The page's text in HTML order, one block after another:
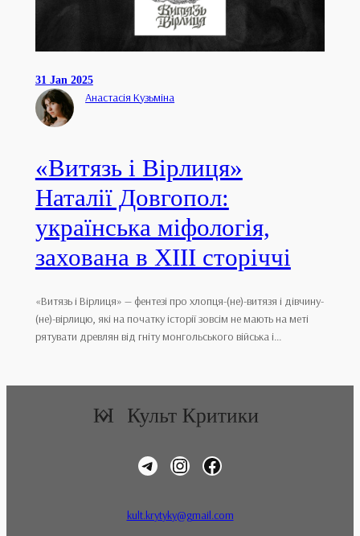
31 Jan 2025
Анастасія Кузьміна
«Витязь і Вірлиця»
Наталії Довгопол:
українська міфологія,
захована в XIII сторіччі
«Витязь і Вірлиця» — фентезі про хлопця-(не)-витязя і дівчину-
(не)-вірлицю, які на початку історії зовсім не мають на меті
рятувати древлян від гніту монгольського війська і…
kult.krytyky@gmail.com